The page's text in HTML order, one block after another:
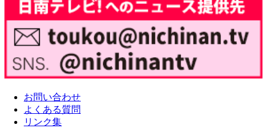
お問い合わせ
よくある質問
リンク集